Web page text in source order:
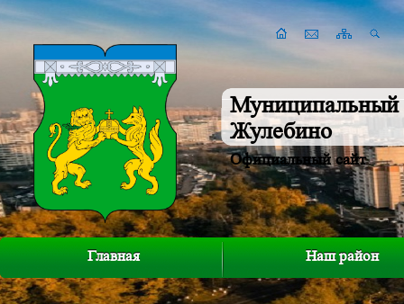
Муниципальный
Жулебино
Официальный сайт
Главная Наш район